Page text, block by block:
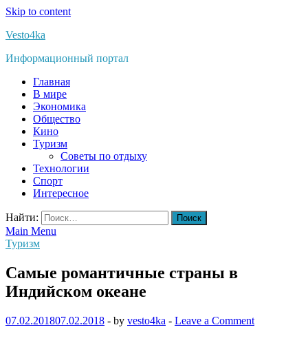
Skip to content
Vesto4ka
Информационный портал
Главная
В мире
Экономика
Общество
Кино
Туризм
Советы по отдыху
Технологии
Спорт
Интересное
Найти:
Main Menu
Туризм
Самые романтичные страны в
Индийском океане
07.02.201807.02.2018 - by vesto4ka - Leave a Comment